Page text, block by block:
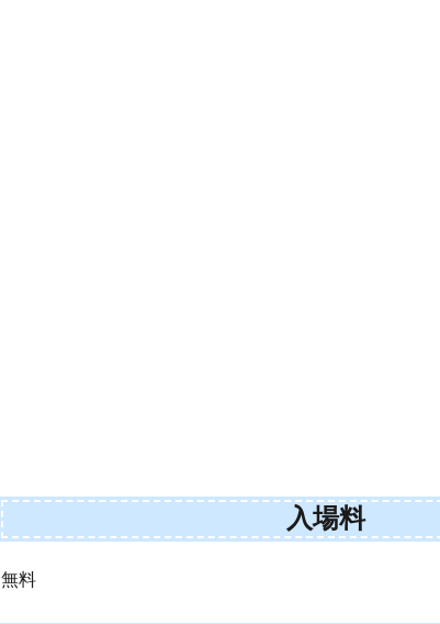
入場料
無料